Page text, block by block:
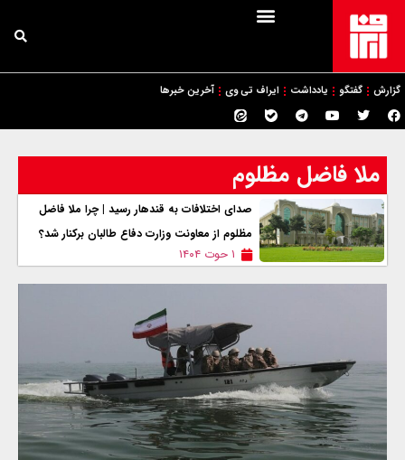
گزارش گفتگو یادداشت ایراف تی وی آخرین خبرها
ملا فاضل مظلوم
صدای اختلافات به قندهار رسید | چرا ملا فاضل
مظلوم از معاونت وزارت دفاع طالبان برکنار شد؟
۱ حوت ۱۴۰۴